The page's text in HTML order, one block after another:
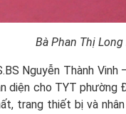
Bà Phan Thị
Nguyễn Thành
diện cho TYT
trang thiết bị và